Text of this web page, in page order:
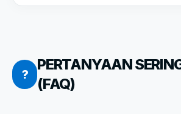
?
PERTANYAAN
(FAQ)